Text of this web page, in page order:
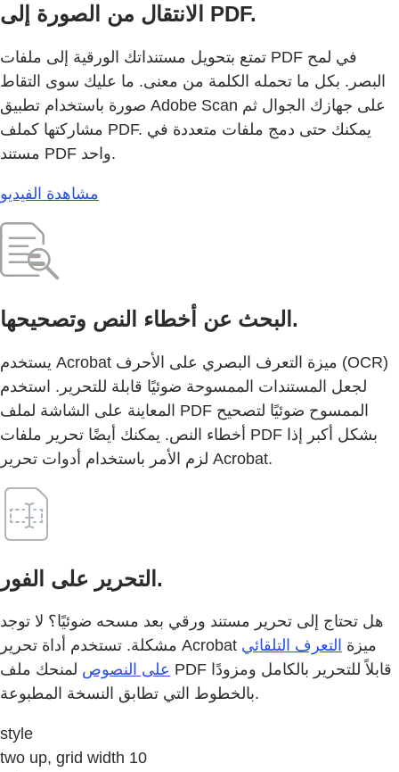
الانتقال من الصورة إلى PDF.
تمتع بتحويل مستنداتك الورقية إلى ملفات PDF في لمح
البصر. بكل ما تحمله الكلمة من معنى. ما عليك سوى التقاط
صورة باستخدام تطبيق Adobe Scan على جهازك الجوال ثم
مشاركتها كملف PDF. يمكنك حتى دمج ملفات متعددة في
مستند PDF واحد.
مشاهدة الفيديو
البحث عن أخطاء النص وتصحيحها.
يستخدم Acrobat ميزة التعرف البصري على الأحرف (OCR)
لجعل المستندات الممسوحة ضوئيًا قابلة للتحرير. استخدم
المعاينة على الشاشة لملف PDF الممسوح ضوئيًا لتصحيح
أخطاء النص. يمكنك أيضًا تحرير ملفات PDF بشكل أكبر إذا
لزم الأمر باستخدام أدوات تحرير Acrobat.
التحرير على الفور.
هل تحتاج إلى تحرير مستند ورقي بعد مسحه ضوئيًا؟ لا توجد
مشكلة. تستخدم أداة تحرير Acrobat ميزة التعرف التلقائي
على النصوص لمنحك ملف PDF قابلاً للتحرير بالكامل ومزودًا
بالخطوط التي تطابق النسخة المطبوعة.
style
two up, grid width 10